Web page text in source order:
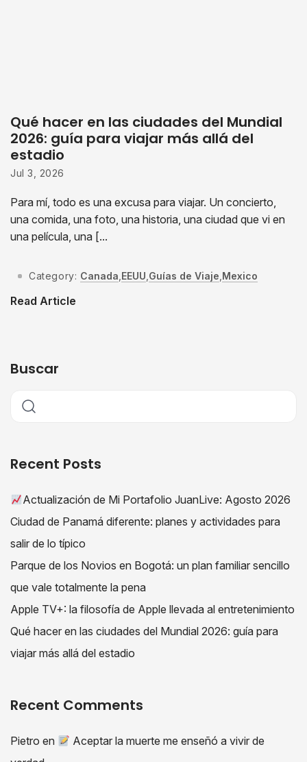
Qué hacer en las ciudades del Mundial
2026: guía para viajar más allá del
estadio
Jul 3, 2026
Para mí, todo es una excusa para viajar. Un concierto,
una comida, una foto, una historia, una ciudad que vi en
una película, una [...
Category: Canada EEUU Guías de Viaje Mexico
Read Article
Buscar
Recent Posts
Actualización de Mi Portafolio JuanLive: Agosto 2026
Ciudad de Panamá diferente: planes y actividades para
salir de lo típico
Parque de los Novios en Bogotá: un plan familiar sencillo
que vale totalmente la pena
Apple TV+: la filosofía de Apple llevada al entretenimiento
Qué hacer en las ciudades del Mundial 2026: guía para
viajar más allá del estadio
Recent Comments
Pietro en
Aceptar la muerte me enseñó a vivir de